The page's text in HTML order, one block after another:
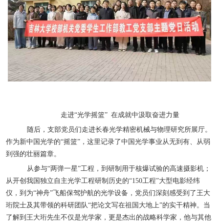
走进“光学摇篮” 在成就中汲取奋进力量
随后，支部党员们走进长春光学精密机械与物理研究所展厅。
作为新中国光学的“摇篮”，这里记录了中国光学事业从无到有、从弱
到强的壮丽篇章。
从参与“两弹一星”工程，到研制用于核爆试验的高速摄影机；
从开创我国独立自主光学工程研制历史的“150工程”大型电影经纬
仪，到为“神舟”飞船保驾护航的光学设备，党员们深刻感受到了王大
珩院士及其带领的科研团队“把论文写在祖国大地上”的实干精神。当
了解到王大珩先生不仅是光学家，更是杰出的战略科学家，他与其他